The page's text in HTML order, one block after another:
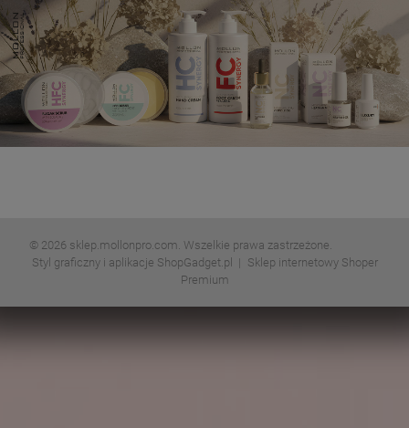
© 2026 sklep.mollonpro.com. Wszelkie prawa zastrzeżone.
Styl graficzny i aplikacje ShopGadget.pl
Sklep internetowy Shoper
Premium